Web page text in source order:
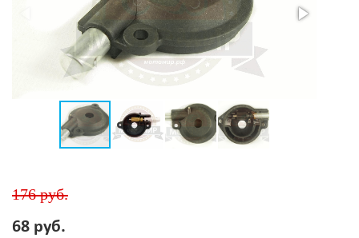
176 руб.
68 руб.